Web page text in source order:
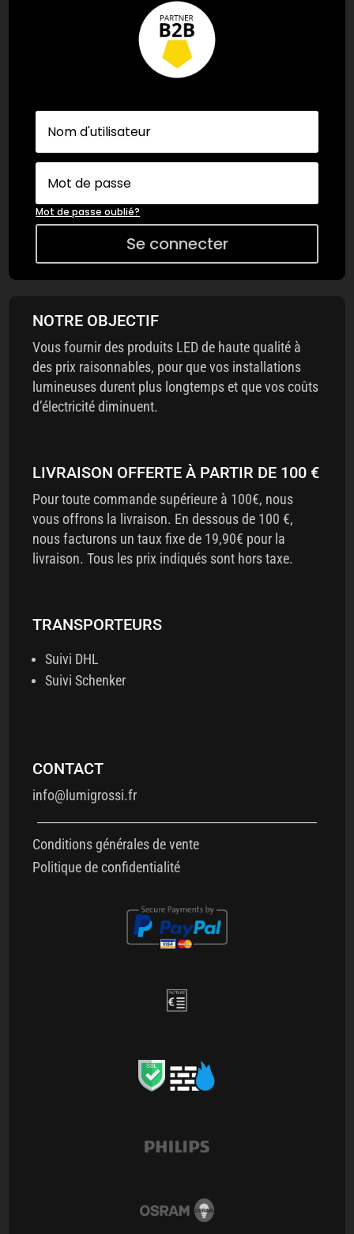
Mot de passe oublié?
Se connecter
NOTRE OBJECTIF
Vous fournir des produits LED de haute qualité à
des prix raisonnables, pour que vos installations
lumineuses durent plus longtemps et que vos coûts
d’électricité diminuent.
LIVRAISON OFFERTE À PARTIR DE 100 €
Pour toute commande supérieure à 100€, nous
vous offrons la livraison. En dessous de 100 €,
nous facturons un taux fixe de 19,90€ pour la
livraison. Tous les prix indiqués sont hors taxe.
TRANSPORTEURS
Suivi DHL
Suivi Schenker
CONTACT
info@lumigrossi.fr
Conditions générales de vente
Politique de confidentialité